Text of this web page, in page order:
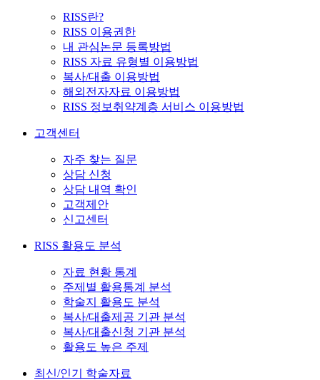
RISS란?
RISS 이용권한
내 관심논문 등록방법
RISS 자료 유형별 이용방법
복사/대출 이용방법
해외전자자료 이용방법
RISS 정보취약계층 서비스 이용방법
고객센터
자주 찾는 질문
상담 신청
상담 내역 확인
고객제안
신고센터
RISS 활용도 분석
자료 현황 통계
주제별 활용통계 분석
학술지 활용도 분석
복사/대출제공 기관 분석
복사/대출신청 기관 분석
활용도 높은 주제
최신/인기 학술자료